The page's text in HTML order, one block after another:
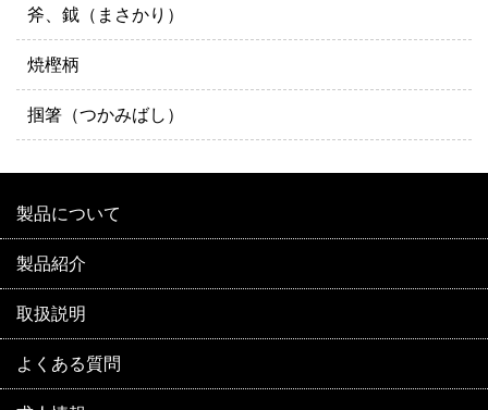
斧、鉞（まさかり）
焼樫柄
掴箸（つかみばし）
製品について
製品紹介
取扱説明
よくある質問